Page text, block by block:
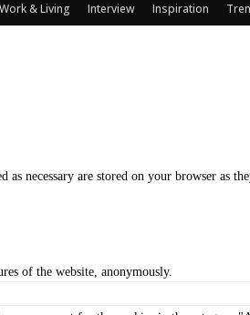
Work & Living Interview Inspiration
necessary are stored on your browser as
of the website, anonymously.